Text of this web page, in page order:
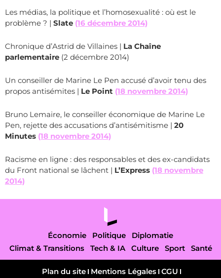
Les médias, la politique et l’homosexualité : où est le
problème ? | Slate (16 décembre 2014)
Chronique d’Astrid de Villaines | La Chaîne
parlementaire (2 décembre 2014)
Un conseiller de Marine Le Pen accusé d’avoir tenu des
propos antisémites | Le Point (18 novembre 2014)
Bruno Lemaire, le conseiller économique de Marine Le
Pen, rejette des accusations d’antisémitisme | 20
Minutes (18 novembre 2014)
Racisme en ligne : des responsables et des ex-candidats
du Front national se lâchent | L’Express (18 novembre
2014)
Économie Politique
Diplomatie
Climat & Transitions
Tech & IA Culture Sport Santé
Plan du site Mentions Légales CGU